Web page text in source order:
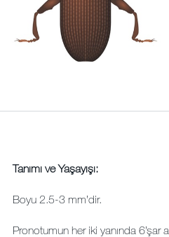
Tanımı ve Yaşayışı:
Boyu 2.5-3 mm’dir.
Pronotumun her iki yanında 6’şar